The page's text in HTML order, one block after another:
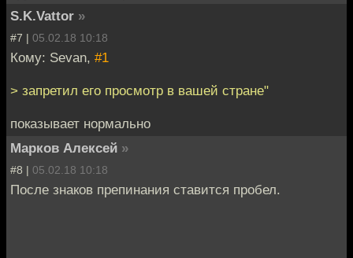
S.K.Vattor »
#7 | 05.02.18 10:18
Кому: Sevan, #1
> запретил его просмотр в вашей стране"
показывает нормально
Марков Алексей »
#8 | 05.02.18 10:18
После знаков препинания ставится пробел.